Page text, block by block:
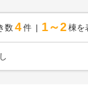
数 4 件 1～2 棟を